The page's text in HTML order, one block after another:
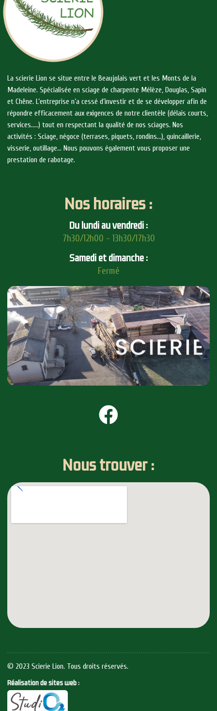
La scierie Lion se situe entre le Beaujolais vert et les Monts de la
Madeleine. Spécialisée en sciage de charpente Mélèze, Douglas, Sapin
et Chêne. L’entreprise n’a cessé d’investir et de se développer afin de
répondre efficacement aux exigences de notre clientèle (délais courts,
services…..) tout en respectant la qualité de nos sciages. Nos
activités : Sciage, négoce (terrases, piquets, rondins…), quincaillerie,
visserie, outillage… Nous pouvons également vous proposer une
prestation de rabotage.
Nos horaires :
Du lundi au vendredi :
7h30/12h00 - 13h30/17h30
Samedi et dimanche :
Fermé
Nous trouver :
© 2023 Scierie Lion. Tous droits réservés.
Réalisation de sites web :